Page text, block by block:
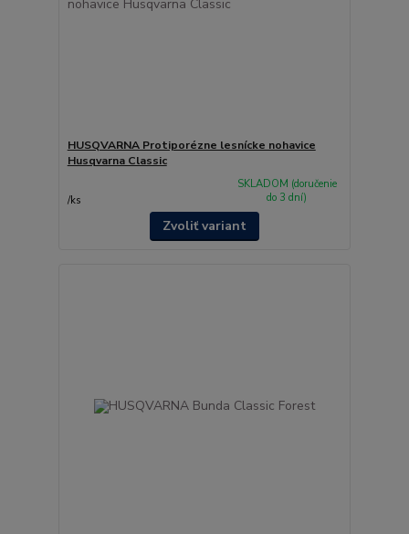
HUSQVARNA Protiporézne lesnícke nohavice
Husqvarna Classic
/ks
SKLADOM (doručenie
do 3 dní)
Zvoliť variant